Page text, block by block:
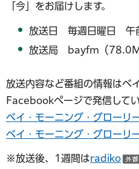
「今」をお届けします。
放送日 毎週日曜日 午
放送局 bayfm（
放送内容など番組の情報はベ
Facebookページで発信してい
ベイ・モーニング・グローリ
ベイ・モーニング・グローリ
※放送後、1週間はradiko